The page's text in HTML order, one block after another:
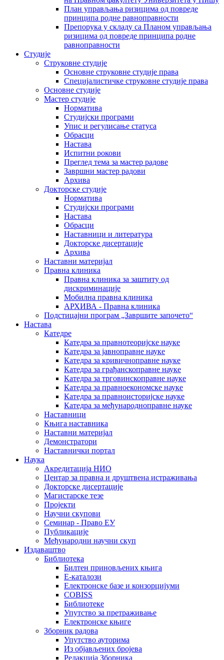
План управљања ризицима од повреде
принципа родне равноправности
Препорука у складу са Планом управљања
ризицима од повреде принципа родне
равноправности
Студије
Струковне студије
Основне струковне студије права
Специјалистичке струковне студије права
Основне студије
Мастер студије
Норматива
Студијски програми
Упис и регулисање статуса
Обрасци
Настава
Испитни рокови
Преглед тема за мастер радове
Завршни мастер радови
Архива
Докторске студије
Норматива
Студијски програми
Настава
Обрасци
Наставници и литература
Докторске дисертације
Архива
Наставни материјал
Правна клиника
Правна клиника за заштиту од
дискриминације
Мобилна правна клиника
АРХИВА - Правна клиника
Подстицајни програм „Завршите започето“
Настава
Катедре
Катедра за правнотеоријске науке
Катедра за јавноправне науке
Катедра за кривичноправне науке
Катедра за грађанскоправне науке
Катедра за трговинскоправне науке
Катедра за правноекономске науке
Катедра за правноисторијске науке
Катедра за међународноправне науке
Наставници
Књига наставника
Наставни материјал
Демонстратори
Наставнички портал
Наука
Акредитација НИО
Центар за правна и друштвена истраживања
Докторске дисертације
Магистарске тезе
Пројекти
Научни скупови
Семинар - Право ЕУ
Публикације
Међународни научни скуп
Издаваштво
Библиотека
Билтен приновљених књига
Е-каталози
Електронске базе и конзорцијуми
COBISS
Библиотеке
Упутство за претраживање
Електронске књиге
Зборник радова
Упутство ауторима
Из објављених бројева
Редакција Зборника